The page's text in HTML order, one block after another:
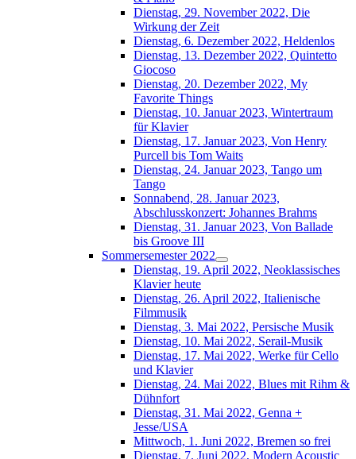
Dienstag, 29. November 2022, Die
Wirkung der Zeit
Dienstag, 6. Dezember 2022, Heldenlos
Dienstag, 13. Dezember 2022, Quintetto
Giocoso
Dienstag, 20. Dezember 2022, My
Favorite Things
Dienstag, 10. Januar 2023, Wintertraum
für Klavier
Dienstag, 17. Januar 2023, Von Henry
Purcell bis Tom Waits
Dienstag, 24. Januar 2023, Tango um
Tango
Sonnabend, 28. Januar 2023,
Abschlusskonzert: Johannes Brahms
Dienstag, 31. Januar 2023, Von Ballade
bis Groove III
Sommersemester 2022
Dienstag, 19. April 2022, Neoklassisches
Klavier heute
Dienstag, 26. April 2022, Italienische
Filmmusik
Dienstag, 3. Mai 2022, Persische Musik
Dienstag, 10. Mai 2022, Serail-Musik
Dienstag, 17. Mai 2022, Werke für Cello
und Klavier
Dienstag, 24. Mai 2022, Blues mit Rihm &
Dühnfort
Dienstag, 31. Mai 2022, Genna +
Jesse/USA
Mittwoch, 1. Juni 2022, Bremen so frei
Dienstag, 7. Juni 2022, Modern Acoustic